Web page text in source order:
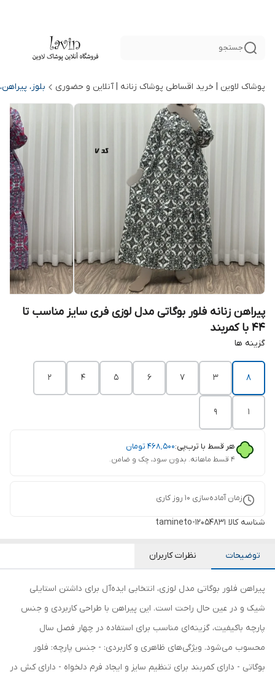
جستجو
پوشاک لاوین | خرید اقساطی پوشاک زنانه | آنلاین و حضوری بلوز،
پیراهن زنانه فلور بوگاتی مدل لوزی فری سایز مناسب تا
44 با کمربند
گزینه ها
8
3
7
6
5
4
2
1
9
هر قسط با ترب‌پی:۴۶۸٬۵۰۰ تومان
۴ قسط ماهانه. بدون سود، چک و ضامن.
زمان آماده‌سازی 10 روز کاری
شناسه کالا tamineto-12054831
توضیحات نظرات کاربران
پیراهن فلور بوگاتی مدل لوزی، انتخابی ایده‌آل برای داشتن استایلی
شیک و در عین حال راحت است. این پیراهن با طراحی کاربردی و جنس
پارچه باکیفیت، گزینه‌ای مناسب برای استفاده در چهار فصل سال
محسوب می‌شود. ویژگی‌های ظاهری و کاربردی: - جنس پارچه: فلور
بوگاتی - دارای کمربند برای تنظیم سایز و ایجاد فرم دلخواه - دارای کش در